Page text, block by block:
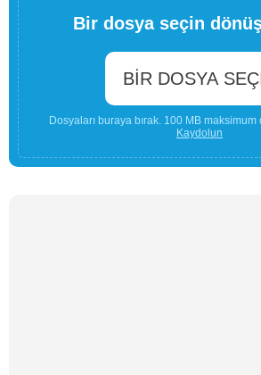
Bir dosya seçin
BIR DOSYA
Dosyaları buraya bırak. 100 MB
Kaydolun